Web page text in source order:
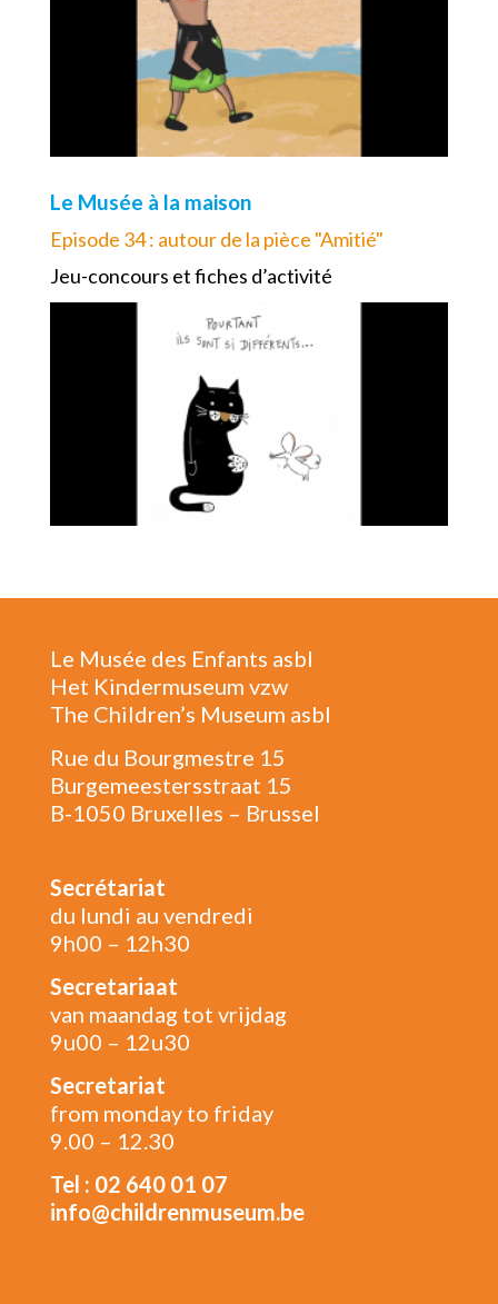
Le Musée à la maison
Episode 34 : autour de la pièce "Amitié"
Jeu-concours et fiches d’activité
Le Musée des Enfants asbl
Het Kindermuseum vzw
The Children’s Museum asbl
Rue du Bourgmestre 15
Burgemeestersstraat 15
B-1050 Bruxelles – Brussel
Secrétariat
du lundi au vendredi
9h00 – 12h30
Secretariaat
van maandag tot vrijdag
9u00 – 12u30
Secretariat
from monday to friday
9.00 – 12.30
Tel : 02 640 01 07
info@childrenmuseum.be